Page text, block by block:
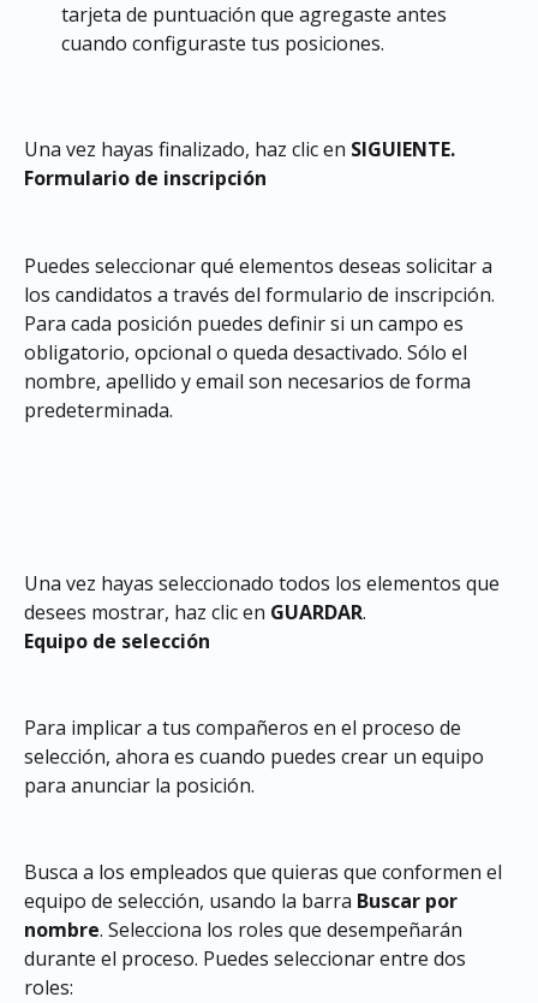
tarjeta de puntuación que agregaste antes
cuando configuraste tus posiciones.
Una vez hayas finalizado, haz clic en SIGUIENTE.
Formulario de inscripción
Puedes seleccionar qué elementos deseas solicitar a
los candidatos a través del formulario de inscripción.
Para cada posición puedes definir si un campo es
obligatorio, opcional o queda desactivado. Sólo el
nombre, apellido y email son necesarios de forma
predeterminada.
Una vez hayas seleccionado todos los elementos que
desees mostrar, haz clic en GUARDAR.
Equipo de selección
Para implicar a tus compañeros en el proceso de
selección, ahora es cuando puedes crear un equipo
para anunciar la posición.
Busca a los empleados que quieras que conformen el
equipo de selección, usando la barra Buscar por
nombre. Selecciona los roles que desempeñarán
durante el proceso. Puedes seleccionar entre dos
roles: